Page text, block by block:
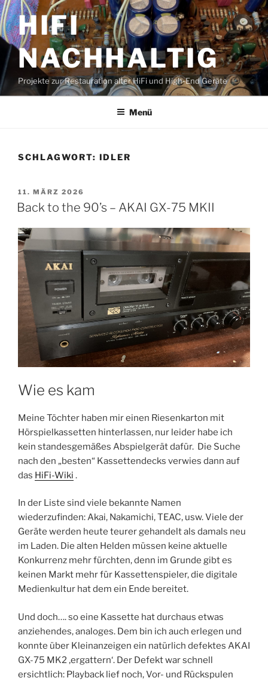
Zum
Inhalt
springenHIFI
NACHHALTIG
Projekte zur Restauration alter HiFi und High-End Geräte
Menü
SCHLAGWORT: IDLER
VERÖFFENTLICHT
AM
11. MÄRZ 2026
Back to the 90’s – AKAI GX-75 MKII
Wie es kam
Meine Töchter haben mir einen Riesenkarton mit
Hörspielkassetten hinterlassen, nur leider habe ich
kein standesgemäßes Abspielgerät dafür. Die Suche
nach den „besten“ Kassettendecks verwies dann auf
das HiFi-Wiki .
In der Liste sind viele bekannte Namen
wiederzufinden: Akai, Nakamichi, TEAC, usw. Viele der
Geräte werden heute teurer gehandelt als damals neu
im Laden. Die alten Helden müssen keine aktuelle
Konkurrenz mehr fürchten, denn im Grunde gibt es
keinen Markt mehr für Kassettenspieler, die digitale
Medienkultur hat dem ein Ende bereitet.
Und doch…. so eine Kassette hat durchaus etwas
anziehendes, analoges. Dem bin ich auch erlegen und
konnte über Kleinanzeigen ein natürlich defektes AKAI
GX-75 MK2 ‚ergattern‘. Der Defekt war schnell
ersichtlich: Playback lief noch, Vor- und Rückspulen